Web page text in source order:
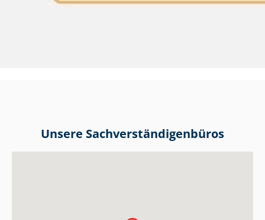
Unsere Sach­ver­stän­di­gen­bü­ros